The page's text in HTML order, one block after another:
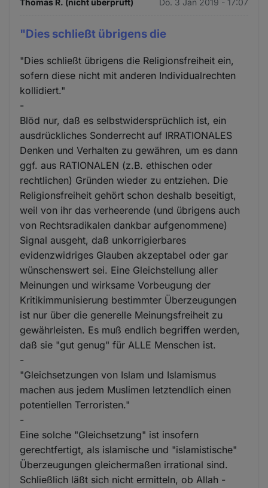
"Dies schließt übrigens die
"Dies schließt übrigens die Religionsfreiheit ein,
sofern diese nicht mit anderen Individualrechten
kollidiert."
-
Blöd nur, daß es selbstwidersprüchlich ist, ein
ausdrückliches Sonderrecht auf IRRATIONALES
Denken und Verhalten zu gewähren, um es dann
ggf. aus RATIONALEN (z.B. ethischen oder
rechtlichen) Gründen wieder zu entziehen. Die
Religionsfreiheit gehört schon deshalb beseitigt,
weil von ihr das verheerende (und übrigens auch
von Rechtsradikalen dankbar aufgenommene)
Signal ausgeht, daß unkorrigierbares
evidenzwidriges Glauben akzeptabel oder gar
wünschenswert sei. Eine Gleichstellung aller
Meinungen und wirksame Vorbeugung der
Kritikimmunisierung bestimmter Überzeugungen
ist nur über die generelle Meinungsfreiheit zu
gewährleisten. Es muß endlich begriffen werden,
daß sie "gut genug" für ALLE Menschen ist.
-
"Gleichsetzungen von Islam und Islamismus
machen aus jedem Muslimen letztendlich einen
potentiellen Terroristen."
-
Eine solche "Gleichsetzung" ist insofern
gerechtfertigt, als islamische und "islamistische"
Überzeugungen gleichermaßen irrational sind.
Schließlich läßt sich nicht ermitteln, ob Allah -